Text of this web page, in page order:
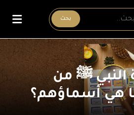
بحث
النبي ﷺ من
هي أسماؤهم؟